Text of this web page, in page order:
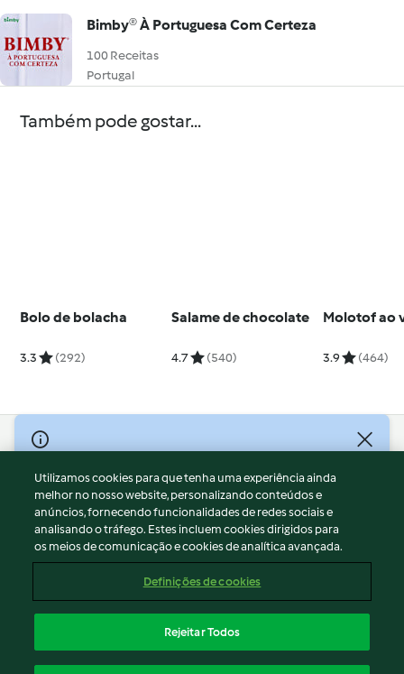
Bimby® À Portuguesa Com Certeza
100 Receitas
Portugal
Também pode gostar...
Bolo de bolacha
3.3 (292)
Salame de chocolate
4.7 (540)
Molotof ao
3.9 (464)
© Copyright 2026
Termos de Utilização
Aviso sobre Proteção de Dados
Aviso
Apoio legal
Conteúdo do relatório
Declaração de acessibilidade
Utilizamos cookies para que tenha uma experiência ainda
melhor no nosso website, personalizando conteúdos e
anúncios, fornecendo funcionalidades de redes sociais e
analisando o tráfego. Estes incluem cookies dirigidos para
os meios de comunicação e cookies de analítica avançada.
Definições de cookies
Rejeitar Todos